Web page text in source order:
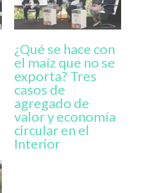
¿Qué se hace con
el maíz que no se
exporta? Tres
casos de
agregado de
valor y economía
circular en el
Interior